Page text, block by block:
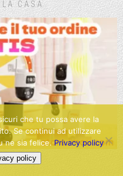
CASA
che tu possa avere la
Se continui ad utilizzare
ne sia felice.Privacy policy
policy